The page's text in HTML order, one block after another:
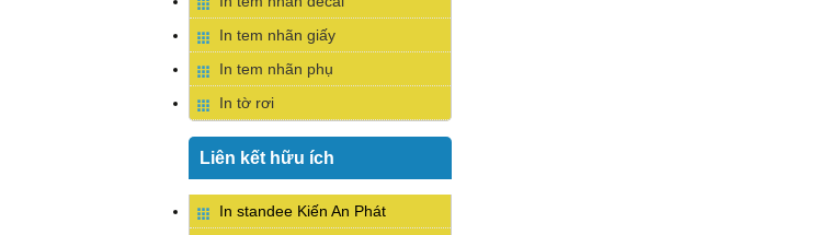
In tem nhãn giấy
In tem nhãn phụ
In tờ rơi
Liên kết hữu ích
In standee Kiến An Phát